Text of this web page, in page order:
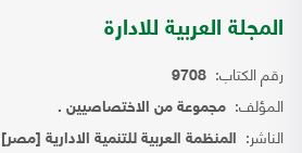
المجلة العربية للادارة
رقم الكتاب: 9708
المؤلف: مجموعة من الاختصاصيين .
الناشر: المنظمة العربية للتنمية الادارية [مصر]